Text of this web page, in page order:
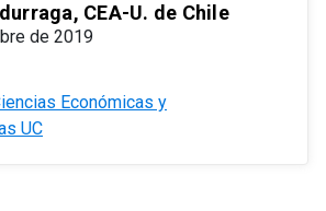
CEA-U. de Chile
de 2019
Económicas y
UC